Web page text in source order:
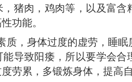
猪肉，鸡肉等，以及富含
功能。
质，身体过度的虚劳，睡
能导致阳痿，所以要学会合
劳累，多锻炼身体，提高